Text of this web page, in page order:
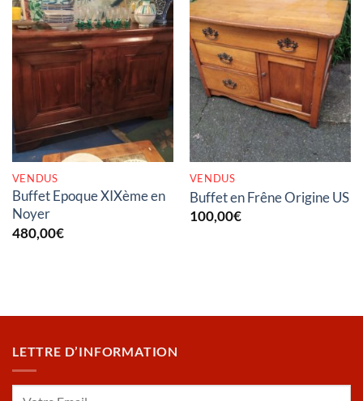
RUPTURE DE STOCK
VENDUS
Buffet Epoque XIXème en
Noyer
480,00€
RUPTURE DE STOCK
VENDUS
Buffet en Frêne Origine US
100,00€
LETTRE D’INFORMATION